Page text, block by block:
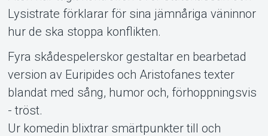
Lysistrate förklarar för sina jämnåriga väninnor
hur de ska stoppa konflikten.
Fyra skådespelerskor gestaltar en bearbetad
version av Euripides och Aristofanes texter
blandat med sång, humor och, förhoppningsvis
- tröst.
Ur komedin blixtrar smärtpunkter till och